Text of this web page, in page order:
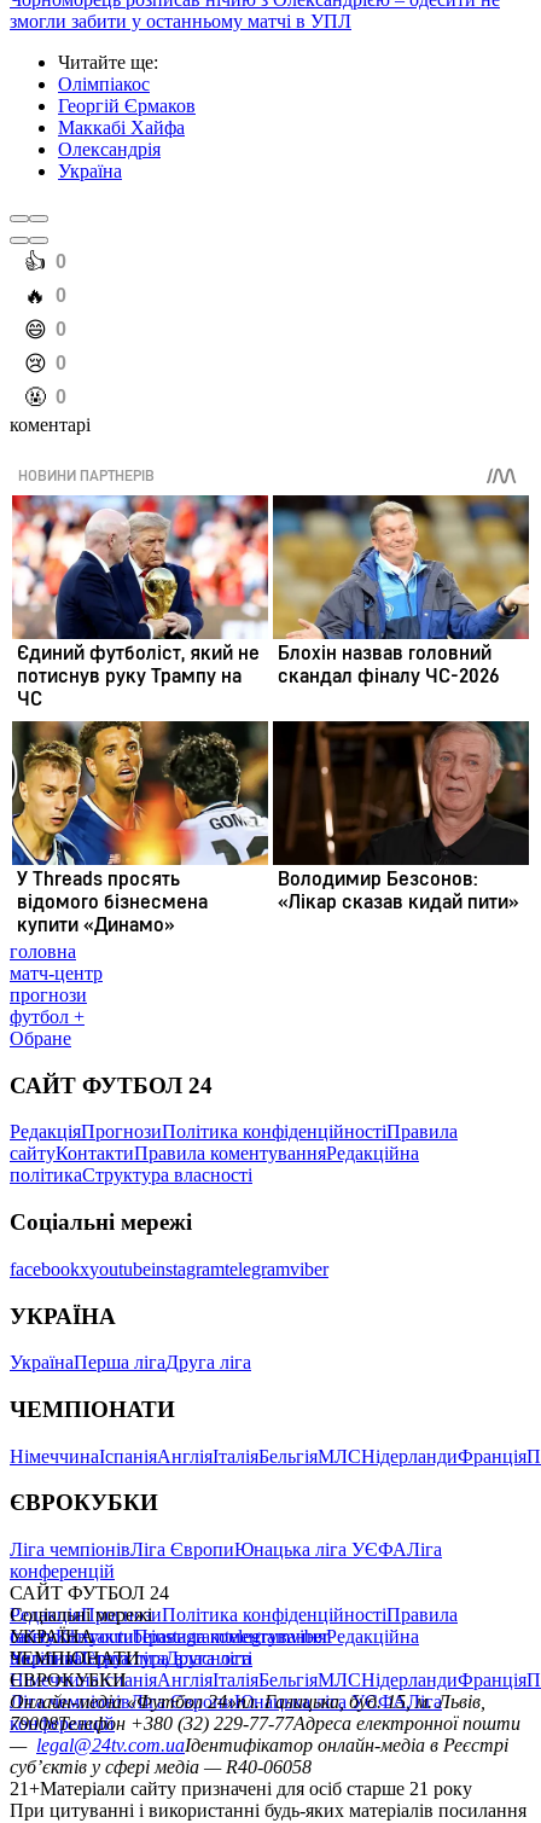
змогли забити у останньому матчі в УПЛ
Читайте ще:
Олімпіакос
Георгій Єрмаков
Маккабі Хайфа
Олександрія
Україна
️👍 0
️🔥 0
️😄 0
️😢 0
️🤬 0
коментарі
головна
матч-центр
прогнози
футбол +
Обране
САЙТ ФУТБОЛ 24
РедакціяПрогнозиПолітика конфіденційностіПравила
сайтуКонтактиПравила коментуванняРедакційна
політикаСтруктура власності
Соціальні мережі
facebookxyoutubeinstagramtelegramviber
УКРАЇНА
УкраїнаПерша лігаДруга ліга
ЧЕМПІОНАТИ
НімеччинаІспаніяАнгліяІталіяБельгіяМЛСНідерландиФранція
ЄВРОКУБКИ
Ліга чемпіонівЛіга ЄвропиЮнацька ліга УЄФАЛіга
конференцій
САЙТ ФУТБОЛ 24
РедакціяПрогнозиПолітика конфіденційностіПравила
сайтуКонтактиПравила коментуванняРедакційна
політикаСтруктура власності
Соціальні мережі
facebookxyoutubeinstagramtelegramviber
УКРАЇНА
УкраїнаПерша лігаДруга ліга
ЧЕМПІОНАТИ
НімеччинаІспаніяАнгліяІталіяБельгіяМЛСНідерландиФранція
ЄВРОКУБКИ
Ліга чемпіонівЛіга ЄвропиЮнацька ліга УЄФАЛіга
конференцій
Онлайн-медіа «Футбол 24»пл. Галицька, буд. 15, м. Львів,
79008Телефон +380 (32) 229-77-77Адреса електронної пошти
— legal@24tv.com.uaІдентифікатор онлайн-медіа в Реєстрі
суб’єктів у сфері медіа — R40-06058
21+Матеріали сайту призначені для осіб старше 21 року
При цитуванні і використанні будь-яких матеріалів посилання